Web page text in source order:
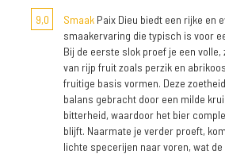
9,0 Smaak Paix Dieu biedt een rijke en
smaakervaring die typisch is voor
Bij de eerste slok proef je een
van rijp fruit zoals perzik en
fruitige basis vormen. Deze
balans gebracht door een milde
bitterheid, waardoor het bier
blijft. Naarmate je verder proeft,
lichte specerijen naar voren, wat